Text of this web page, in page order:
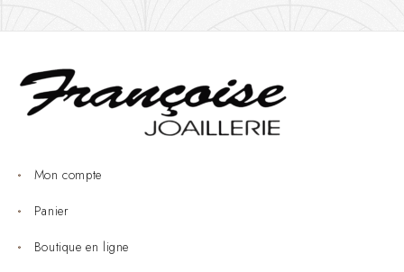
Mon compte
Panier
Boutique en ligne